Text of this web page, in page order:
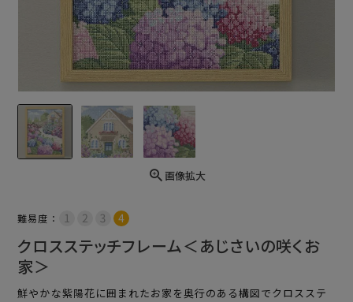
画像拡大
難易度：
クロスステッチフレーム＜あじさいの咲くお
家＞
鮮やかな紫陽花に囲まれたお家を奥行のある構図でクロスステ